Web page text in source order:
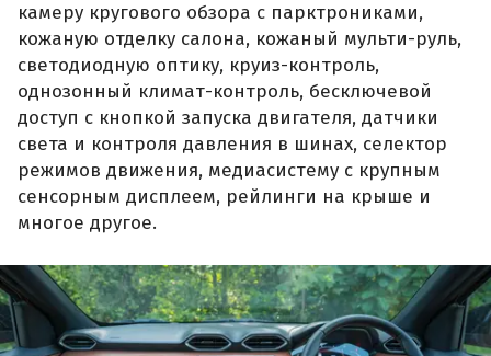
камеру кругового обзора с парктрониками,
кожаную отделку салона, кожаный мульти-руль,
светодиодную оптику, круиз-контроль,
однозонный климат-контроль, бесключевой
доступ с кнопкой запуска двигателя, датчики
света и контроля давления в шинах, селектор
режимов движения, медиасистему с крупным
сенсорным дисплеем, рейлинги на крыше и
многое другое.